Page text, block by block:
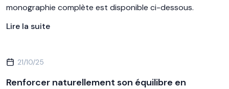
monographie complète est disponible ci-dessous.
Lire la suite
21/10/25
Renforcer naturellement son équilibre en